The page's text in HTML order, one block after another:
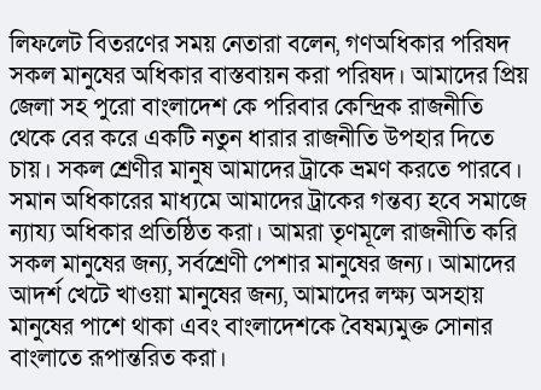
লিফলেট বিতরণের সময় নেতারা বলেন, গণঅধিকার পরিষদ
সকল মানুষের অধিকার বাস্তবায়ন করা পরিষদ। আমাদের প্রিয়
জেলা সহ পুরো বাংলাদেশ কে পরিবার কেন্দ্রিক রাজনীতি
থেকে বের করে একটি নতুন ধারার রাজনীতি উপহার দিতে
চায়। সকল শ্রেণীর মানুষ আমাদের ট্রাকে ভ্রমণ করতে পারবে।
সমান অধিকারের মাধ্যমে আমাদের ট্রাকের গন্তব্য হবে সমাজে
ন্যায্য অধিকার প্রতিষ্ঠিত করা। আমরা তৃণমূলে রাজনীতি করি
সকল মানুষের জন্য, সর্বশ্রেণী পেশার মানুষের জন্য। আমাদের
আদর্শ খেটে খাওয়া মানুষের জন্য, আমাদের লক্ষ্য অসহায়
মানুষের পাশে থাকা এবং বাংলাদেশকে বৈষম্যমুক্ত সোনার
বাংলাতে রূপান্তরিত করা।